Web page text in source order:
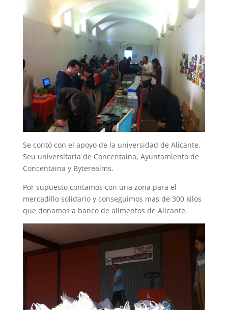
Se contó con el apoyo de la universidad de Alicante,
Seu universitaria de Concentaina, Ayuntamiento de
Concentaina y Byterealms.
Por supuesto contamos con una zona para el
mercadillo solidario y conseguimos mas de 300 kilos
que donamos a banco de alimentos de Alicante.